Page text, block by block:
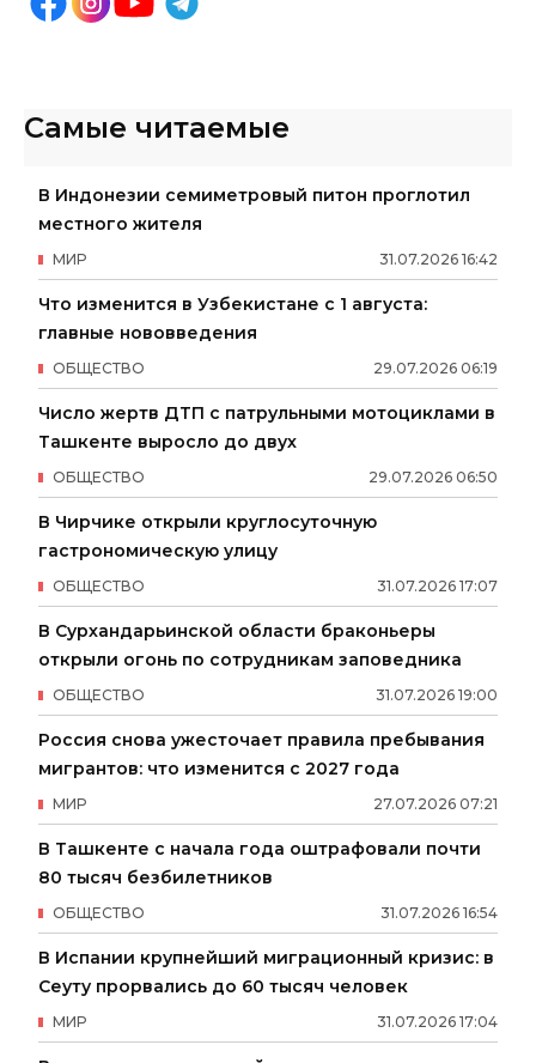
Самые читаемые
В Индонезии семиметровый питон проглотил
местного жителя
31.07.2026 16:42
МИР
Что изменится в Узбекистане с 1 августа:
главные нововведения
29.07.2026 06:19
ОБЩЕСТВО
Число жертв ДТП с патрульными мотоциклами в
Ташкенте выросло до двух
29.07.2026 06:50
ОБЩЕСТВО
В Чирчике открыли круглосуточную
гастрономическую улицу
31.07.2026 17:07
ОБЩЕСТВО
В Сурхандарьинской области браконьеры
открыли огонь по сотрудникам заповедника
31.07.2026 19:00
ОБЩЕСТВО
Россия снова ужесточает правила пребывания
мигрантов: что изменится с 2027 года
27.07.2026 07:21
МИР
В Ташкенте с начала года оштрафовали почти
80 тысяч безбилетников
31.07.2026 16:54
ОБЩЕСТВО
В Испании крупнейший миграционный кризис: в
Сеуту прорвались до 60 тысяч человек
31.07.2026 17:04
МИР